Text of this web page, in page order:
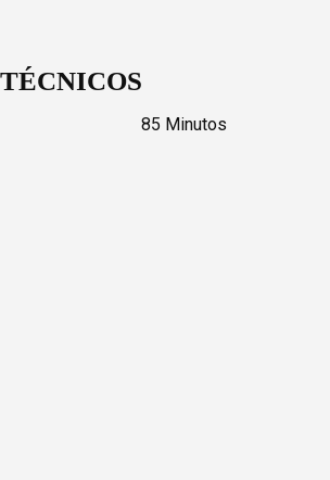
85 Minutos